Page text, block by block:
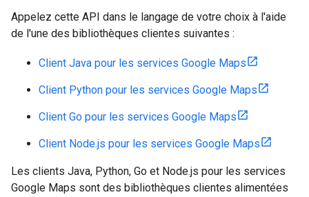
Appelez cette API dans le langage de votre choix à l'aide
de l'une des bibliothèques clientes suivantes :
Client Java pour les services Google Maps
Client Python pour les services Google Maps
Client Go pour les services Google Maps
Client Node.js pour les services Google Maps
Les clients Java, Python, Go et Node.js pour les services
Google Maps sont des bibliothèques clientes alimentées